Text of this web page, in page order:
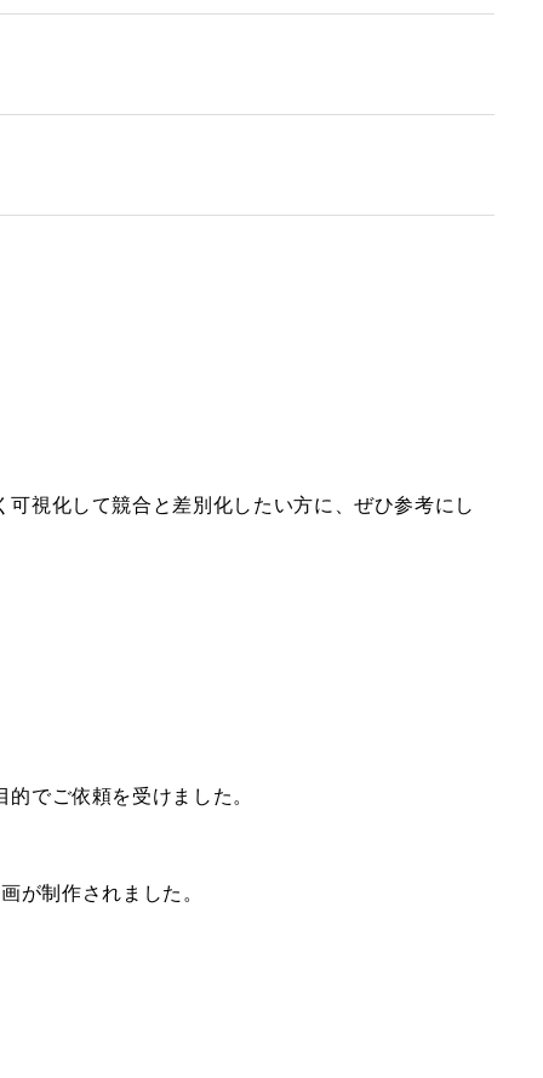
視化して競合と差別化したい方に、ぜひ参考にし
でご依頼を受けました。
が制作されました。